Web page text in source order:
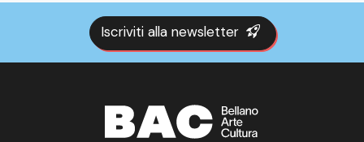
Iscriviti alla newsletter